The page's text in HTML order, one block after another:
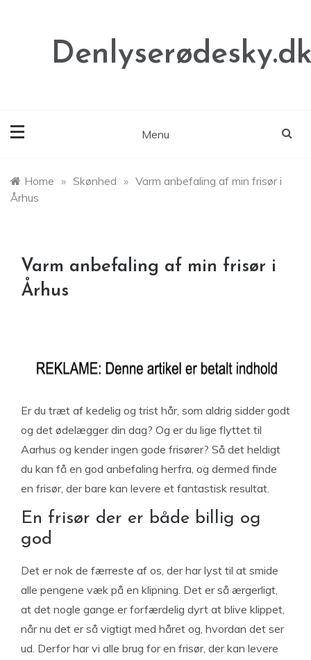
Menu
Home » Skønhed » Varm anbefaling af min frisør i
Århus
Varm anbefaling af min frisør i
Århus
Er du træt af kedelig og trist hår, som aldrig sidder godt
og det ødelægger din dag? Og er du lige flyttet til
Aarhus og kender ingen gode frisører? Så det heldigt
du kan få en god anbefaling herfra, og dermed finde
en frisør, der bare kan levere et fantastisk resultat.
En frisør der er både billig og
god
Det er nok de færreste af os, der har lyst til at smide
alle pengene væk på en klipning. Det er så ærgerligt,
at det nogle gange er forfærdelig dyrt at blive klippet,
når nu det er så vigtigt med håret og, hvordan det ser
ud. Derfor har vi alle brug for en frisør, der kan levere